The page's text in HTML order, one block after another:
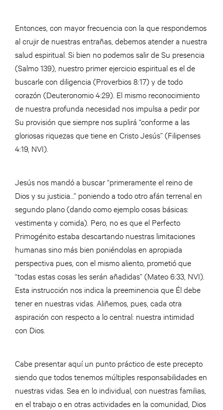
Entonces, con mayor frecuencia con la que respondemos
al crujir de nuestras entrañas, debemos atender a nuestra
salud espiritual. Si bien no podemos salir de Su presencia
(Salmo 139), nuestro primer ejercicio espiritual es el de
buscarle con diligencia (Proverbios 8:17) y de todo
corazón (Deuteronomio 4:29). El mismo reconocimiento
de nuestra profunda necesidad nos impulsa a pedir por
Su provisión que siempre nos suplirá “conforme a las
gloriosas riquezas que tiene en Cristo Jesús” (Filipenses
4:19, NVI).
Jesús nos mandó a buscar “primeramente el reino de
Dios y su justicia…” poniendo a todo otro afán terrenal en
segundo plano (dando como ejemplo cosas básicas:
vestimenta y comida). Pero, no es que el Perfecto
Primogénito estaba descartando nuestras limitaciones
humanas sino más bien poniéndolas en apropiada
perspectiva pues, con el mismo aliento, prometió que
“todas estas cosas les serán añadidas” (Mateo 6:33, NVI).
Esta instrucción nos indica la preeminencia que Él debe
tener en nuestras vidas. Aliñemos, pues, cada otra
aspiración con respecto a lo central: nuestra intimidad
con Dios.
Cabe presentar aquí un punto práctico de este precepto
siendo que todos tenemos múltiples responsabilidades en
nuestras vidas. Sea en lo individual, con nuestras familias,
en el trabajo o en otras actividades en la comunidad, Dios